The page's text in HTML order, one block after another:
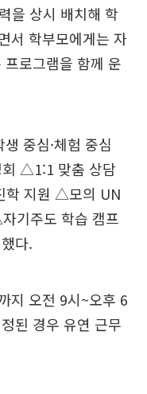
을 상시 배치해 학
서 학부모에게는 자
로그램을 함께 운
중심·체험 중심
회 △1:1 맞춤 상담
학 지원 △모의 UN
기주도 학습 캠프
다.
지 오전 9시~오후 6
된 경우 유연 근무